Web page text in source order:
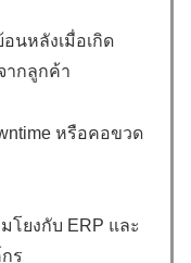
นหลังเมื่อเกิด
กลูกค้า
หรือคอขวด
โยงกับ ERP และ
ร